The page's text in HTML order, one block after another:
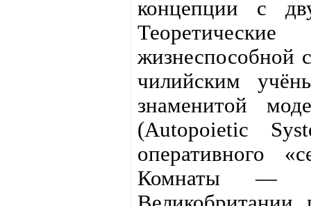
концепции с
жизнеспособной
чилийским
знаменитой
(Autopoietic
оперативного
Комнаты